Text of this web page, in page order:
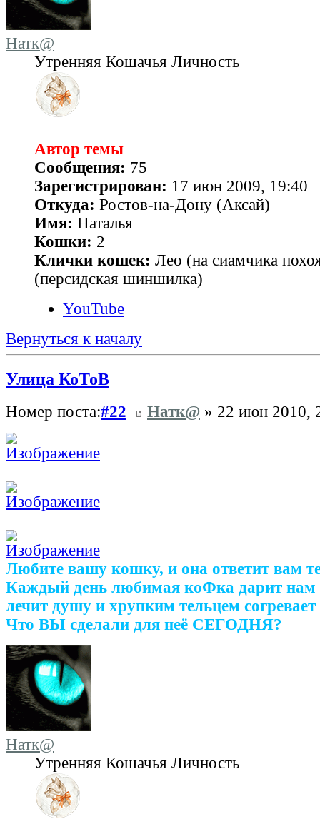
Натк@
Утренняя Кошачья Личность
Автор темы
Сообщения: 75
Зарегистрирован: 17 июн 2009, 19:40
Откуда: Ростов-на-Дону (Аксай)
Имя: Наталья
Кошки: 2
Клички кошек: Лео (на сиамчика
(персидская шиншилка)
YouTube
Вернуться к началу
Улица КоТоВ
Номер поста:#22 Натк@ » 22 июн 2010,
Любите вашу кошку, и она ответит вам
Каждый день любимая коФка дарит нам
лечит душу и хрупким тельцем согревает
Что ВЫ сделали для неё СЕГОДНЯ?
Натк@
Утренняя Кошачья Личность